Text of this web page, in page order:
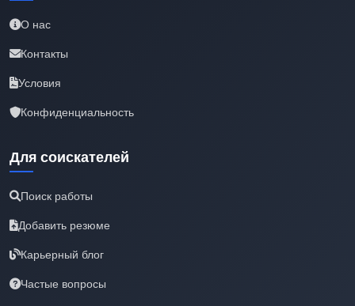
О нас
Контакты
Условия
Конфиденциальность
Для соискателей
Поиск работы
Добавить резюме
Карьерный блог
Частые вопросы